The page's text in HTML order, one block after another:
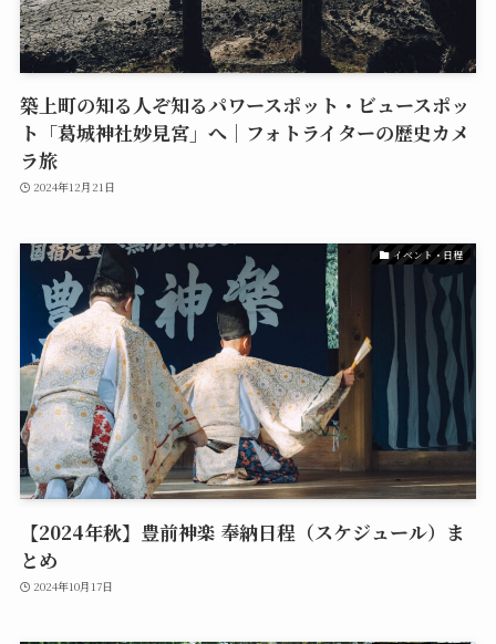
築上町の知る人ぞ知るパワースポット・ビュースポッ
ト「葛城神社妙見宮」へ｜フォトライターの歴史カメ
ラ旅
2024年12月21日
イベント・日程
【2024年秋】豊前神楽 奉納日程（スケジュール）ま
とめ
2024年10月17日